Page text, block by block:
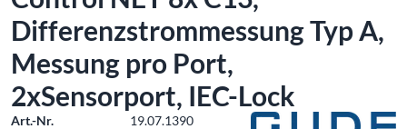
Differenzstrommessung Typ A,
Messung pro Port,
2xSensorport, IEC-Lock
Art.-Nr.
19.07.1390